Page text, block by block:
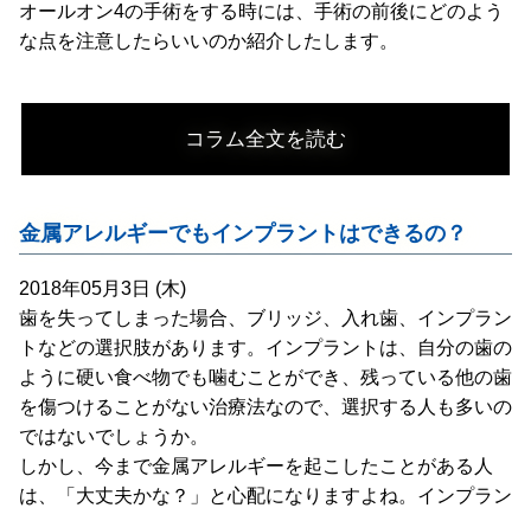
オールオン4の手術をする時には、手術の前後にどのよう
な点を注意したらいいのか紹介したします。
コラム全文を読む
金属アレルギーでもインプラントはできるの？
2018年05月3日 (木)
歯を失ってしまった場合、ブリッジ、入れ歯、インプラン
トなどの選択肢があります。インプラントは、自分の歯の
ように硬い食べ物でも噛むことができ、残っている他の歯
を傷つけることがない治療法なので、選択する人も多いの
ではないでしょうか。
しかし、今まで金属アレルギーを起こしたことがある人
は、「大丈夫かな？」と心配になりますよね。インプラン